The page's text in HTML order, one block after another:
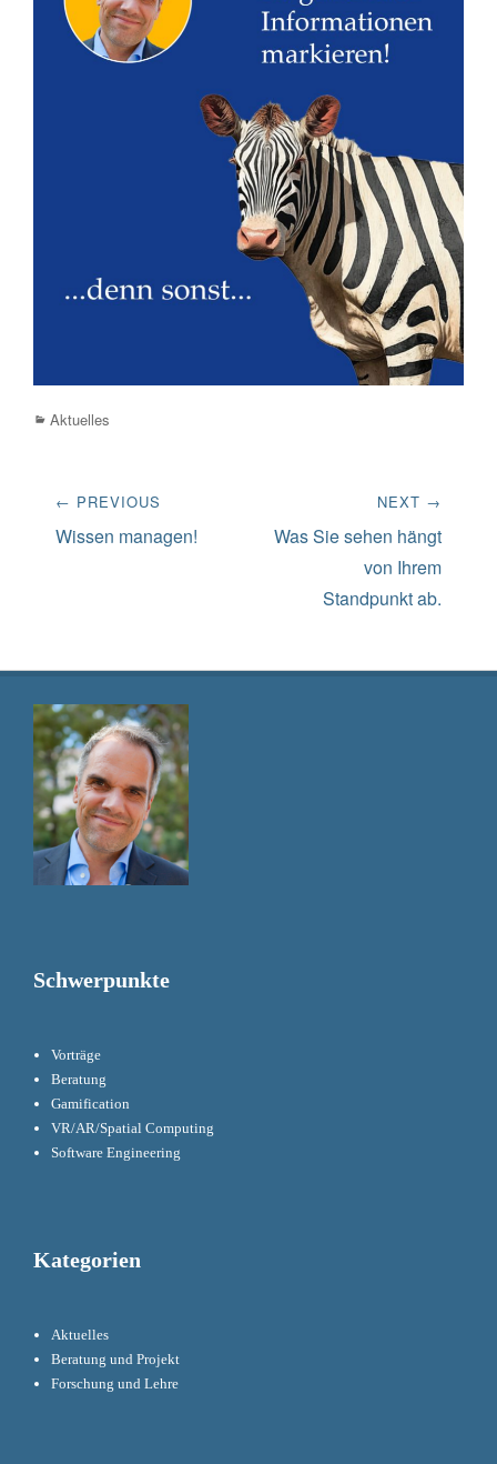
Categories
Aktuelles
Beitrags-
Navigation
← PREVIOUS
Previous
Wissen managen!
NEXT →
Next
Was Sie sehen hängt
von Ihrem
Standpunkt ab.
Schwerpunkte
Vorträge
Beratung
Gamification
VR/AR/Spatial Computing
Software Engineering
Kategorien
Aktuelles
Beratung und Projekt
Forschung und Lehre